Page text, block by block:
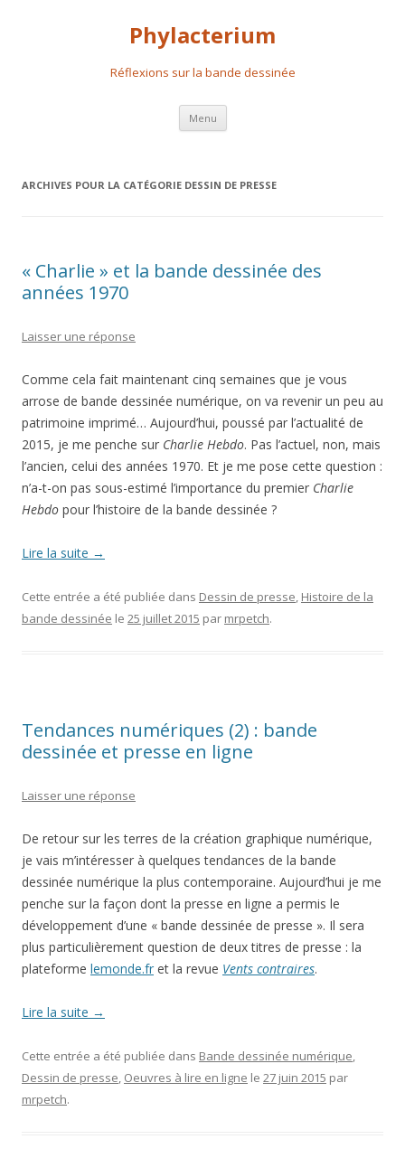
Phylacterium
Réflexions sur la bande dessinée
Menu Aller
contenu
ARCHIVES POUR LA CATÉGORIE DESSIN DE PRESSE
« Charlie » et la bande dessinée des
années 1970
Laisser une réponse
Comme cela fait maintenant cinq semaines que je vous
arrose de bande dessinée numérique, on va revenir un peu au
patrimoine imprimé… Aujourd’hui, poussé par l’actualité de
2015, je me penche sur Charlie Hebdo. Pas l’actuel, non, mais
l’ancien, celui des années 1970. Et je me pose cette question :
n’a-t-on pas sous-estimé l’importance du premier Charlie
Hebdo pour l’histoire de la bande dessinée ?
Lire la suite →
Cette entrée a été publiée dans Dessin de presse, Histoire de la
bande dessinée le 25 juillet 2015 par mrpetch.
Tendances numériques (2) : bande
dessinée et presse en ligne
Laisser une réponse
De retour sur les terres de la création graphique numérique,
je vais m’intéresser à quelques tendances de la bande
dessinée numérique la plus contemporaine. Aujourd’hui je me
penche sur la façon dont la presse en ligne a permis le
développement d’une « bande dessinée de presse ». Il sera
plus particulièrement question de deux titres de presse : la
plateforme lemonde.fr et la revue Vents contraires.
Lire la suite →
Cette entrée a été publiée dans Bande dessinée numérique,
Dessin de presse, Oeuvres à lire en ligne le 27 juin 2015 par
mrpetch.